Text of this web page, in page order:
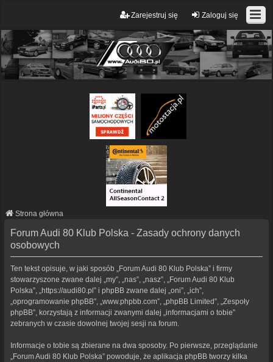
Zaloguj się
Zarejestruj się
Strona główna
Forum Audi 80 Klub Polska - Zasady ochrony danych
osobowych
Ten tekst opisuje, w jaki sposób „Forum Audi 80 Klub Polska” i firmy
stowarzyszone zwane dalej „my”, „nas”, „nasz”, „Forum Audi 80 Klub
Polska”, „https://audi80.pl” i phpBB zwane dalej „oni”, „ich”,
„oprogramowanie phpBB”, „www.phpbb.com”, „phpBB Limited”, „Zespoły
phpBB”, korzystają z informacji zwanymi dalej „informacjami o tobie”
zebranych w czasie dowolnej twojej sesji na forum.
Informacje o tobie są zbierane na dwa sposoby. Po pierwsze, przeglądanie
„Forum Audi 80 Klub Polska” powoduje, że aplikacja phpBB tworzy kilka